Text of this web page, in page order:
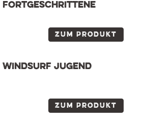
Fortgeschrittene
Zum Produkt
Windsurf Jugend
Zum Produkt